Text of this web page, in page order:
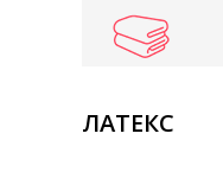
ЛАТЕКС